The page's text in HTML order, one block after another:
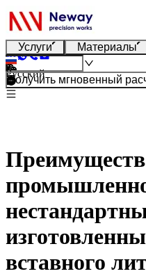
Услуги Материалы
Русский
Получить мгновенный
вставного